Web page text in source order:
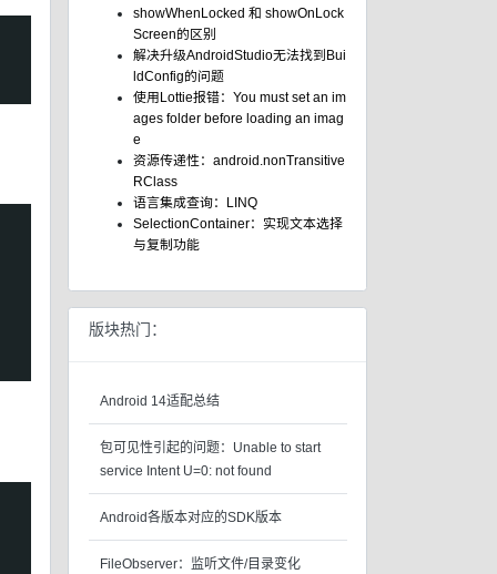
showWhenLocked 和 showOnLock
Screen的区别
解决升级AndroidStudio无法找到Bui
ldConfig的问题
使用Lottie报错：You must set an im
ages folder before loading an imag
e
资源传递性：android.nonTransitive
RClass
语言集成查询：LINQ
SelectionContainer：实现文本选择
与复制功能
版块热门：
Android 14适配总结
包可见性引起的问题：Unable to start
service Intent U=0: not found
Android各版本对应的SDK版本
FileObserver：监听文件/目录变化